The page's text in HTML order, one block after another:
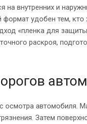
на внутренних и
удобен тем,
«пленка для
раскроя,
автомобиля.
Затем